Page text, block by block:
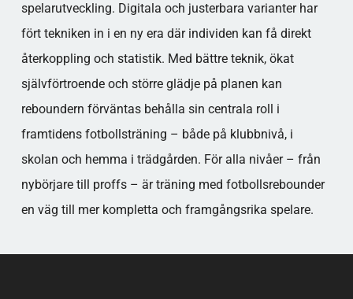
spelarutveckling. Digitala och justerbara varianter har
fört tekniken in i en ny era där individen kan få direkt
återkoppling och statistik. Med bättre teknik, ökat
självförtroende och större glädje på planen kan
reboundern förväntas behålla sin centrala roll i
framtidens fotbollsträning – både på klubbnivå, i
skolan och hemma i trädgården. För alla nivåer – från
nybörjare till proffs – är träning med fotbollsrebounder
en väg till mer kompletta och framgångsrika spelare.